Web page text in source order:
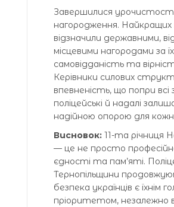
Завершилися
нагородження. Найкращих
відзначили державними,
місцевими нагородами за
самовідданість та
Керівники силових
впевненість, що попри всі
поліцейські й надалі
надійною опорою для
Висновок: 11-та річниця
— це не просто
єдності та пам’яті.
Тернопільщини
безпека українців є їхнім
пріоритетом, незалежно